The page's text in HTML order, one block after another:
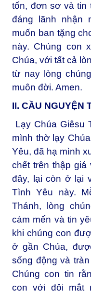
tốn, đơn sơ và tin
đáng lãnh nhận
muốn ban tặng
này. Chúng con
Chúa, với tất cả
từ nay lòng
muôn đời. Amen.
II. CẦU NGUYỆN
Lạy Chúa Giêsu
mình thờ lạy
Yêu, đã hạ mình
chết trên thập
đây, lại còn ở lại
Tình Yêu này.
Thánh, lòng
cảm mến và tin
khi chúng con
ở gần Chúa,
sống động và
Chúng con tin
con với đôi mắt